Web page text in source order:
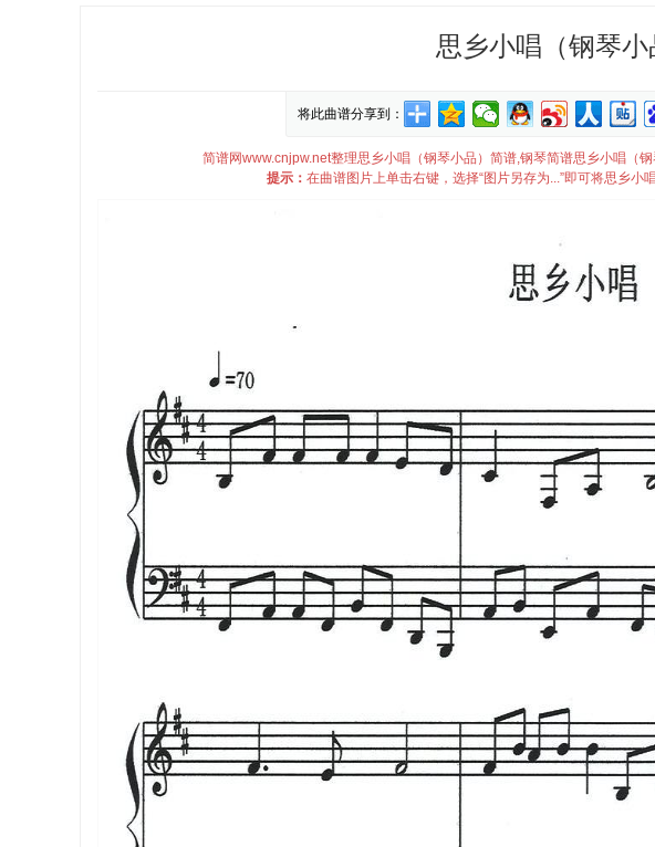
思乡小唱（钢琴小
将此曲谱分享到：
简谱网www.cnjpw.net整理思乡小唱（钢琴小品）简谱,钢琴简谱思乡小唱（
提示： 在曲谱图片上单击右键，选择“图片另存为...”即可将思乡小